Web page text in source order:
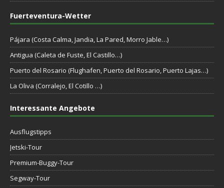
Fuerteventura-Wetter
Pájara (Costa Calma, Jandia, La Pared, Morro Jable…)
Antigua (Caleta de Fuste, El Castillo…)
Puerto del Rosario (Flughafen, Puerto del Rosario, Puerto Lajas…)
La Oliva (Corralejo, El Cotillo …)
Interessante Angebote
Ausflugstipps
Jetski-Tour
Premium-Buggy-Tour
Segway-Tour